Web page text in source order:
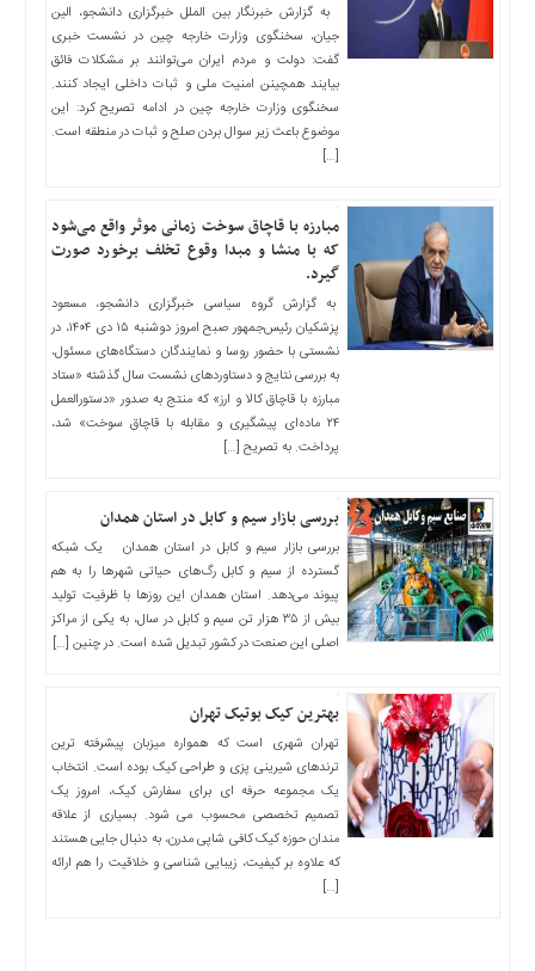
به گزارش خبرنگار بین الملل خبرگزاری دانشجو، الین
جیان، سخنگوی وزارت خارجه چین در نشست خبری
گفت: دولت و مردم ایران می‌توانند بر مشکلات فائق
بیایند همچینن امنیت ملی و ثبات داخلی ایجاد کنند.
سخنگوی وزارت خارجه چین در ادامه تصریح کرد: این
موضوع باعث زیر سوال بردن صلح و ثبات در منطقه است.
[…]
مبارزه با قاچاق سوخت زمانی موثر واقع می‌شود
که با منشا و مبدا وقوع تخلف برخورد صورت
گیرد.
به گزارش گروه سیاسی خبرگزاری دانشجو، مسعود
پزشکیان رئیس‌جمهور صبح امروز دوشنبه ۱۵ دی ۱۴۰۴، در
نشستی با حضور روسا و نمایندگان دستگاه‌های مسئول،
به بررسی نتایج و دستاورد‌های نشست سال گذشته «ستاد
مبارزه با قاچاق کالا و ارز» که منتج به صدور «دستورالعمل
۲۴ ماده‌ای پیشگیری و مقابله با قاچاق سوخت» شد،
پرداخت. به تصریح […]
بررسی بازار سیم و کابل در استان همدان
بررسی بازار سیم و کابل در استان همدان یک شبکه
گسترده از سیم‌ و کابل رگ‌های حیاتی شهرها را به هم
پیوند می‌دهد. استان همدان این روزها با ظرفیت تولید
بیش از ۳۵ هزار تن سیم و کابل در سال، به یکی از مراکز
اصلی این صنعت در کشور تبدیل شده است. در چنین […]
بهترین کیک بوتیک تهران
تهران شهری است که همواره میزبان پیشرفته ‌ترین
ترندهای شیرینی ‌پزی و طراحی کیک بوده است. انتخاب
یک مجموعه حرفه ‌ای برای سفارش کیک، امروز یک
تصمیم تخصصی محسوب می ‌شود. بسیاری از علاقه‌
مندان حوزه کیک کافی‌ شاپی مدرن، به دنبال جایی هستند
که علاوه بر کیفیت، زیبایی ‌شناسی و خلاقیت را هم ارائه
[…]